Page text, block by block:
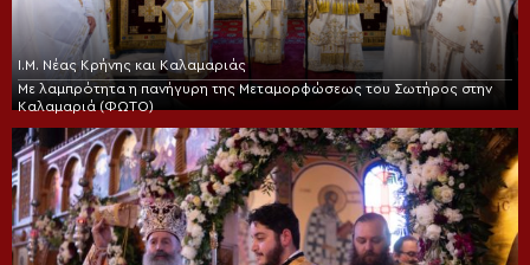
Ι.Μ. Νέας Κρήνης και Καλαμαριάς
Με λαμπρότητα η πανήγυρη της Μεταμορφώσεως του Σωτήρος στην
Καλαμαριά (ΦΩΤΟ)